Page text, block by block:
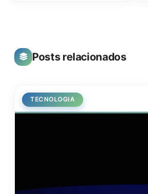
Posts relacionados
TECNOLOGIA